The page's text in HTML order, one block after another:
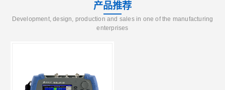
产品推荐
Development, design, production and sales in one of the manufacturing
enterprises